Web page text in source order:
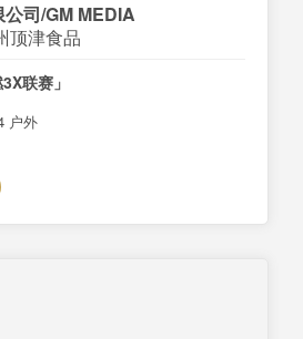
司/GM MEDIA
顶津食品
联赛」
户外